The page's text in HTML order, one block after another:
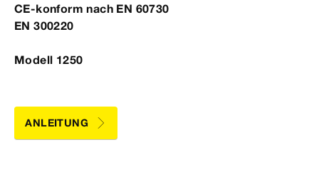
CE-​konform nach EN 60730
EN 300220
Modell 1250
ANLEITUNG